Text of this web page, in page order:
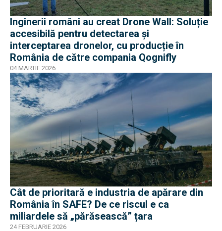
Inginerii români au creat Drone Wall: Soluție
accesibilă pentru detectarea și
interceptarea dronelor, cu producție în
România de către compania Qognifly
04 MARTIE 2026
Cât de prioritară e industria de apărare din
România în SAFE? De ce riscul e ca
miliardele să „părăsească” țara
24 FEBRUARIE 2026